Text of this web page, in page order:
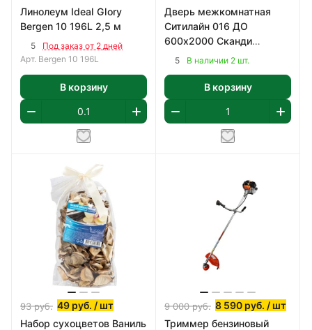
Линолеум Ideal Glory
Bergen 10 196L 2,5 м
5
Под заказ от 2 дней
Арт. Bergen 10 196L
В корзину
Дверь межкомнатная
Ситилайн 016 ДО
600х2000 Сканди
5 В наличии 2 шт.
В корзину
93руб. 49 руб. / шт
Набор сухоцветов Ваниль
9 000руб. 8 590 руб. / шт
Триммер бензиновый